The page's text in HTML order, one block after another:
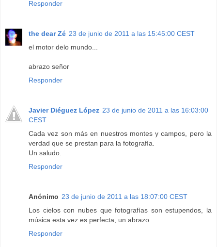
Responder
the dear Zé 23 de junio de 2011 a las 15:45:00 CEST
el motor delo mundo...
abrazo señor
Responder
Javier Diéguez López 23 de junio de 2011 a las 16:03:00
CEST
Cada vez son más en nuestros montes y campos, pero la
verdad que se prestan para la fotografía.
Un saludo.
Responder
Anónimo 23 de junio de 2011 a las 18:07:00 CEST
Los cielos con nubes que fotografías son estupendos, la
música esta vez es perfecta, un abrazo
Responder